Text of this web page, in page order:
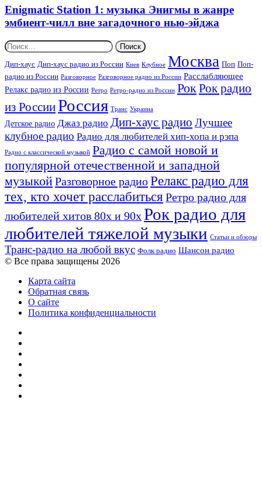
депрессии
музыки
и
новинки
мировых
танцполов
Enigmatic
Station
1:
музыка
Энигмы
в
жанре
эмбиент-
чилл
загадочного
нью-
эйджа
Enigmatic Station 1: музыка Энигмы в жанре
эмбиент-чилл вне загадочного нью-эйджа
Найти:
Дип-хаус Дип-хаус радио из России Киев Клубное Москва Поп Поп-
радио из России Разговорное Разговорное радио из России Расслабляющее
Релакс радио из России Ретро Ретро-радио из России РокРок радио
из РоссииРоссия Транс Украина
Детское радио Джаз радио Дип-хаус радио Лучшее
клубное радио Радио для любителей хип-хопа и рэпа
Радио с классической музыкой Радио с самой новой и
популярной отечественной и западной
музыкойРазговорное радиоРелакс радио для
тех, кто хочет расслабиться Ретро радио для
любителей хитов 80х и 90хРок радио для
любителей тяжелой музыки Статьи и обзоры
Транс-радио на любой вкус Фолк радио Шансон радио
© Все права защищены 2026
Карта сайта
Обратная связь
О сайте
Политика конфиденциальности